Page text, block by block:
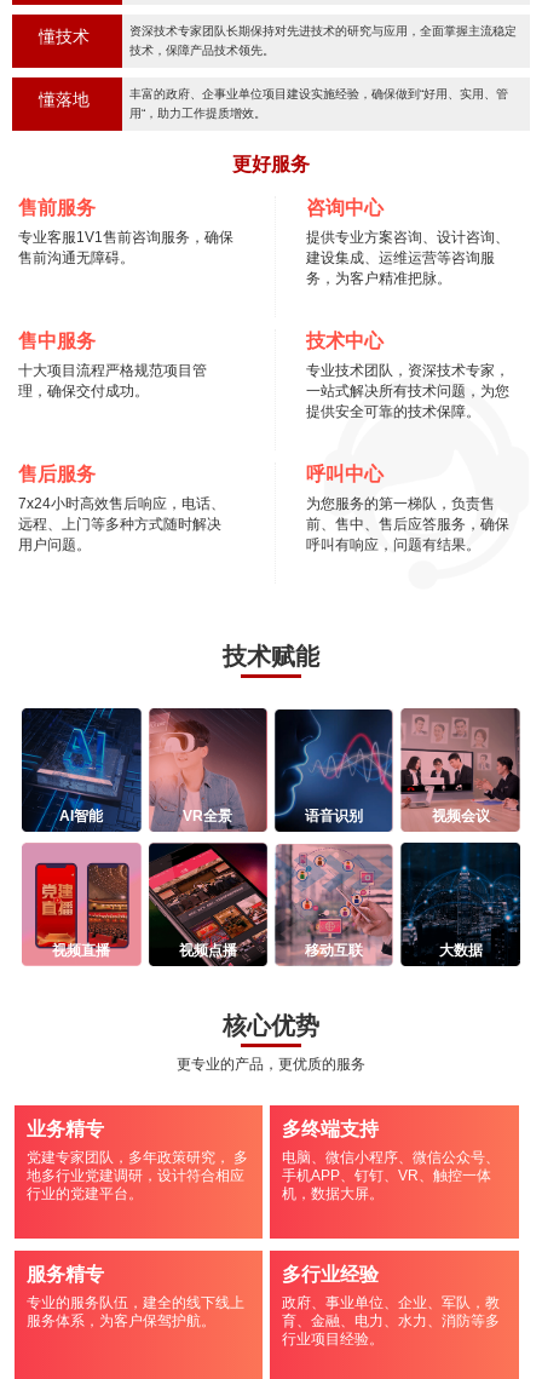
懂技术
资深技术专家团队长期保持对先进技术的研究与应用，全面掌握主流稳定
技术，保障产品技术领先。
懂落地
丰富的政府、企事业单位项目建设实施经验，确保做到“好用、实用、管
用“，助力工作提质增效。
更好服务
售前服务
专业客服1V1售前咨询服务，确保
售前沟通无障碍。
咨询中心
提供专业方案咨询、设计咨询、
建设集成、运维运营等咨询服
务，为客户精准把脉。
售中服务
十大项目流程严格规范项目管
理，确保交付成功。
技术中心
专业技术团队，资深技术专家，
一站式解决所有技术问题，为您
提供安全可靠的技术保障。
售后服务
7x24小时高效售后响应，电话、
远程、上门等多种方式随时解决
用户问题。
呼叫中心
为您服务的第一梯队，负责售
前、售中、售后应答服务，确保
呼叫有响应，问题有结果。
技术赋能
AI智能 VR全景 语音识别 视频会议
视频直播 视频点播 移动互联 大数据
核心优势
更专业的产品，更优质的服务
业务精专
党建专家团队，多年政策研究， 多
地多行业党建调研，设计符合相应
行业的党建平台。
多终端支持
电脑、微信小程序、微信公众号、
手机APP、钉钉、VR、触控一体
机，数据大屏。
服务精专
专业的服务队伍，建全的线下线上
服务体系，为客户保驾护航。
多行业经验
政府、事业单位、企业、军队，教
育、金融、电力、水力、消防等多
行业项目经验。